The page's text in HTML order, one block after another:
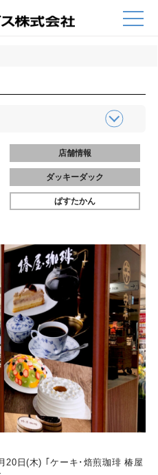
店舗情報
ダッキーダック
ぱすたかん
20日(木) ｢ケーキ･焙煎珈琲 椿屋